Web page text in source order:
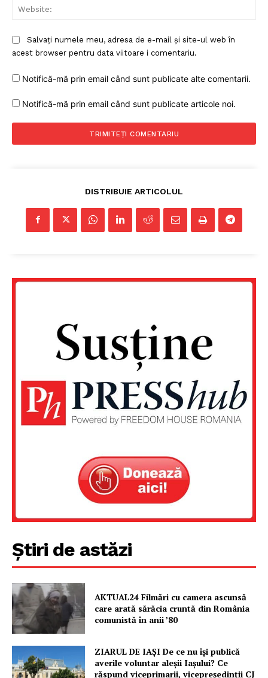
Salvați numele meu, adresa de e-mail și site-ul web în
acest browser pentru data viitoare i comentariu.
Notifică-mă prin email când sunt publicate alte comentarii.
Notifică-mă prin email când sunt publicate articole noi.
DISTRIBUIE ARTICOLUL
Știri de astăzi
AKTUAL24 Filmări cu camera ascunsă
care arată sărăcia cruntă din România
comunistă în anii ’80
ZIARUL DE IAȘI De ce nu își publică
averile voluntar aleșii Iașului? Ce
răspund viceprimarii, vicepreședinții CJ